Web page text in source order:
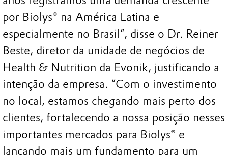
por Biolys® na América Latina e
especialmente no Brasil”, disse o Dr. Reiner
Beste, diretor da unidade de negócios de
Health & Nutrition da Evonik, justificando a
intenção da empresa. “Com o investimento
no local, estamos chegando mais perto dos
clientes, fortalecendo a nossa posição nesses
importantes mercados para Biolys® e
lançando mais um fundamento para um